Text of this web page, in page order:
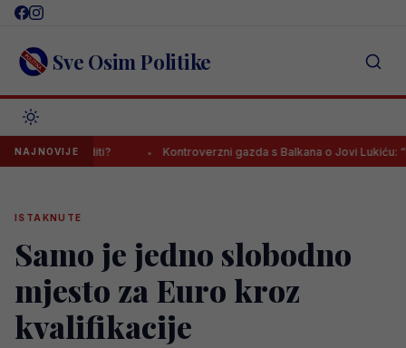
Skip
content Sve Osim Politike
NAJNOVIJE
iznenaditi? Kontroverzni gazda s Balkana o Jovi Lukiću: “Neka
ISTAKNUTE
Samo je jedno slobodno
mjesto za Euro kroz
kvalifikacije